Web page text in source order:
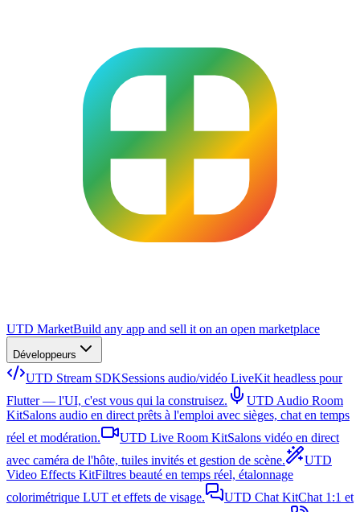
UTD MarketBuild any app and sell it on an open marketplace
Développeurs
UTD Stream SDKSessions audio/vidéo LiveKit headless pour
Flutter — l'UI, c'est vous qui la construisez.
UTD Audio Room
KitSalons audio en direct prêts à l'emploi avec sièges, chat en temps
réel et modération.
UTD Live Room KitSalons vidéo en direct
avec caméra de l'hôte, tuiles invités et gestion de scène.
UTD
Video Effects KitFiltres beauté en temps réel, étalonnage
colorimétrique LUT et effets de visage.
UTD Chat KitChat 1:1 et